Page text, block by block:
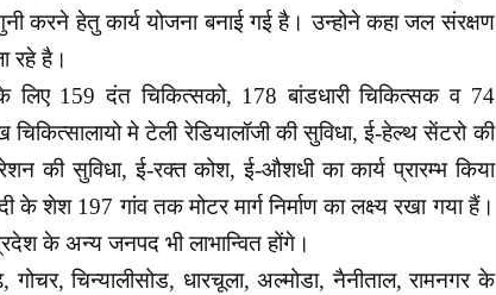
करने हेतु कार्य योजना बनाई गई है। उन्होने कहा जल संरक्षण
रहे है।
लिए 159 दंत चिकित्सको, 178 बांडधारी चिकित्सक व 74
मे टेली रेडियालॉजी की सुविधा, ई-हेल्थ सेंटरो की
की सुविधा, ई-रक्त कोश, ई-औशधी का कार्य प्रारम्भ किया
शेश 197 गांव तक मोटर मार्ग निर्माण का लक्ष्य रखा गया हैं।
के अन्य जनपद भी लाभान्वित होंगे।
गोचर, चिन्यालीसोड, धारचूला, अल्मोडा, नैनीताल, रामनगर के